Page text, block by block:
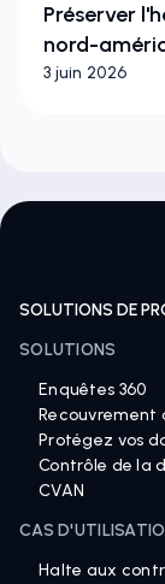
Préserver
nord-
3 juin 2026
SOLUTIONS DE
SOLUTIONS
Enquêtes 360
Recouvrement
Protégez vos
Contrôle de la
CVAN
CAS
Halte aux